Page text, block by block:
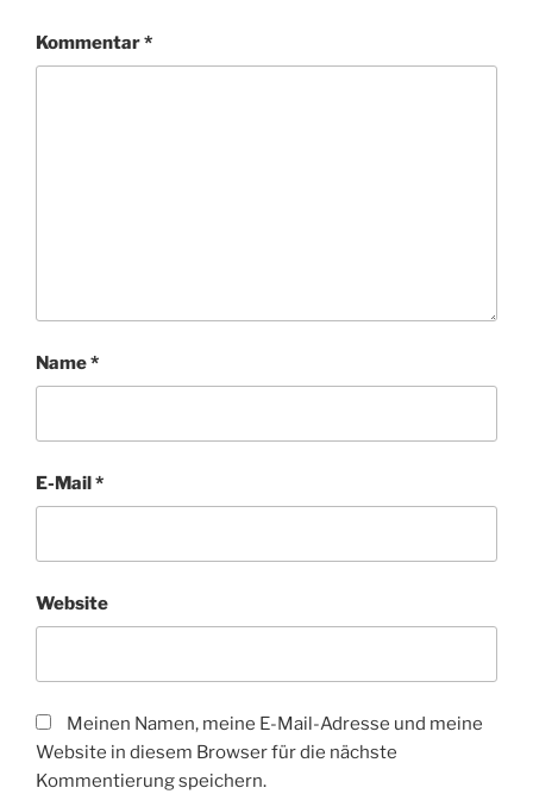
Kommentar*
Name*
E-Mail*
Website
Meinen Namen, meine E-Mail-Adresse und meine
Website in diesem Browser für die nächste
Kommentierung speichern.